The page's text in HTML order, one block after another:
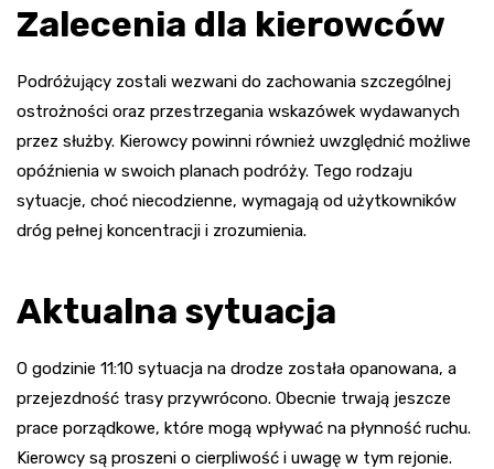
Zalecenia dla kierowców
Podróżujący zostali wezwani do zachowania szczególnej
ostrożności oraz przestrzegania wskazówek wydawanych
przez służby. Kierowcy powinni również uwzględnić możliwe
opóźnienia w swoich planach podróży. Tego rodzaju
sytuacje, choć niecodzienne, wymagają od użytkowników
dróg pełnej koncentracji i zrozumienia.
Aktualna sytuacja
O godzinie 11:10 sytuacja na drodze została opanowana, a
przejezdność trasy przywrócono. Obecnie trwają jeszcze
prace porządkowe, które mogą wpływać na płynność ruchu.
Kierowcy są proszeni o cierpliwość i uwagę w tym rejonie.